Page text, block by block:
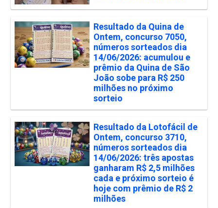
Resultado da Quina de
Ontem, concurso 7050,
números sorteados dia
14/06/2026: acumulou e
prêmio da Quina de São
João sobe para R$ 250
milhões no próximo
sorteio
Resultado da Lotofácil de
Ontem, concurso 3710,
números sorteados dia
14/06/2026: três apostas
ganharam R$ 2,5 milhões
cada e próximo sorteio é
hoje com prêmio de R$ 2
milhões